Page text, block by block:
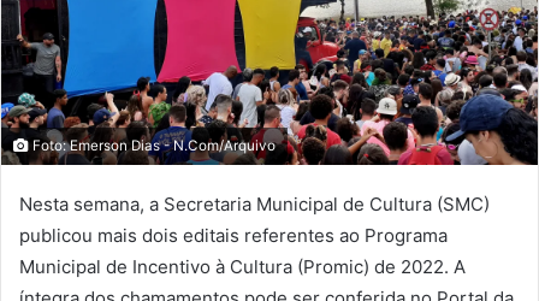
Foto: Emerson Dias - N.Com/Arquivo
Nesta semana, a Secretaria Municipal de Cultura (SMC)
publicou mais dois editais referentes ao Programa
Municipal de Incentivo à Cultura (Promic) de 2022. A